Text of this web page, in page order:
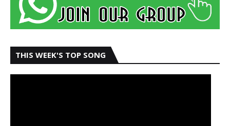
THIS WEEK'S TOP SONG